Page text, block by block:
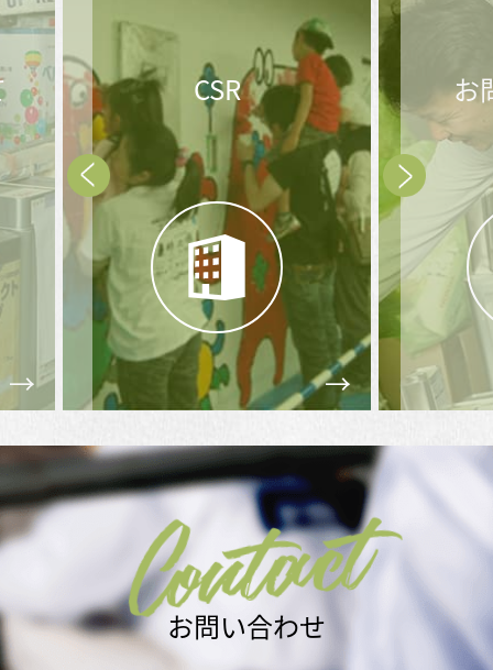
お問合せ後の
流れ
メ
Prev Next
Contact
お問い合わせ